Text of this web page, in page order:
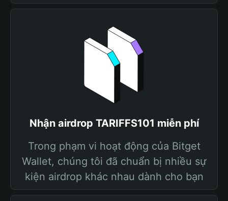
Nhận airdrop TARIFFS101 miễn phí
Trong phạm vi hoạt động của Bitget
Wallet, chúng tôi đã chuẩn bị nhiều sự
kiện airdrop khác nhau dành cho bạn